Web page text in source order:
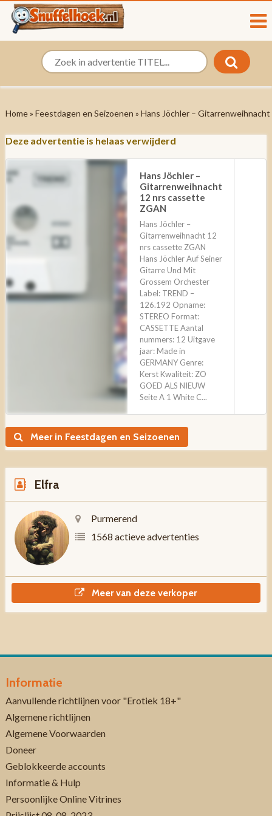
Home» Feestdagen en Seizoenen » Hans Jöchler –
Deze advertentie is helaas verwijderd
Hans Jöchler –
Gitarrenweihnacht
12 nrs cassette
ZGAN
Hans Jöchler –
Gitarrenweihnacht 12
nrs cassette ZGAN
Hans Jöchler Auf Seiner
Gitarre Und Mit
Grossem Orchester
Label: TREND –
126.192 Opname:
STEREO Format:
CASSETTE Aantal
nummers: 12 Uitgave
jaar: Made in
GERMANY Genre:
Kerst Kwaliteit: ZO
GOED ALS NIEUW
Seite A 1 White C...
Meer in Feestdagen en Seizoenen
Elfra
Purmerend
1568 actieve advertenties
Meer van deze verkoper
Informatie
Aanvullende richtlijnen voor "Erotiek 18+"
Algemene richtlijnen
Algemene Voorwaarden
Doneer
Geblokkeerde accounts
Informatie & Hulp
Persoonlijke Online Vitrines